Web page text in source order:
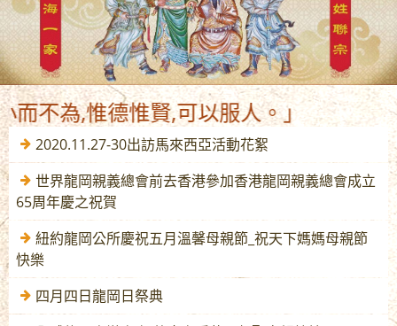
為,惟德惟賢,可以服人。」
2020.11.27-30出訪馬來西亞活動花絮
世界龍岡親義總會前去香港參加香港龍岡親義總會成立
65周年慶之祝賀
紐約龍岡公所慶祝五月溫馨母親節_祝天下媽媽母親節
快樂
四月四日龍岡日祭典